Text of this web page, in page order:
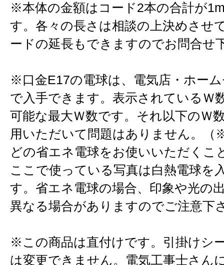
※本体の金額はコード2本の合計が
す。各々の長さは相談の上決めさせ
ードの延長もできますのでお問合せ
※口金E17の電球は、電気店・ホー
で入手できます。表示されているＷ
可能な最大Ｗ数です。それ以下のＷ
用いただいて問題はありません。（
どの省エネ電球をお使いいただくこ
ここで使っている写真は白熱電球を
す。省エネ電球の場合、印象や光の
異なる場合がありますのでご注意下
※この商品は直付けです。引掛けシ
は変更できません。電気工事士さん